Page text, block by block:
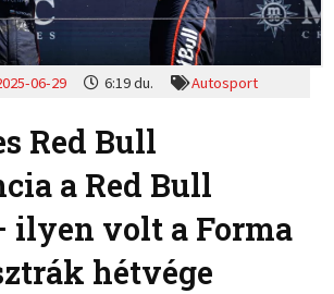
06-29 6:19 du. Autosport
Red Bull
a Red Bull
ilyen volt a Forma
hétvége